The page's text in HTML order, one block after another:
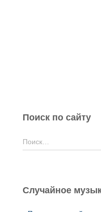
Поиск по сайту
Н
а
:
Поиск…
Случайное